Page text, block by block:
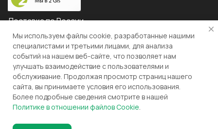
Доставка по России
© 2026 "ЛЕВША"
Конфиденциальность
Оферта
Разработка и поддержка gianit.ru
Мы используем файлы cookie, разработанные нашими
специалистами и третьими лицами, для анализа
событий на нашем веб-сайте, что позволяет нам
улучшать взаимодействие с пользователями и
обслуживание. Продолжая просмотр страниц нашего
сайта, вы принимаете условия его использования.
Более подробные сведения смотрите в нашей
Политике в отношении файлов Cookie.